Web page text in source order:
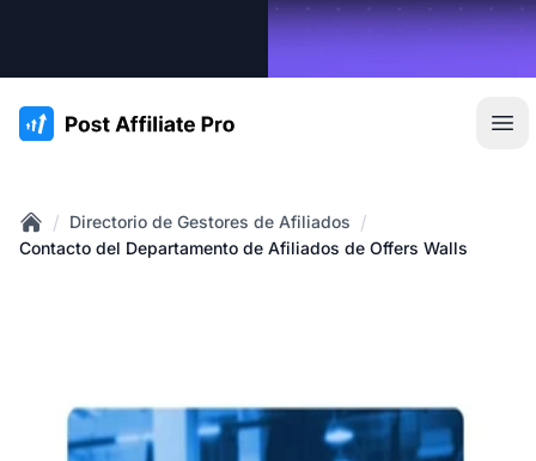
:site.title
Home
/ Directorio de Gestores de Afiliados /
Contacto del Departamento de Afiliados de Offers Walls